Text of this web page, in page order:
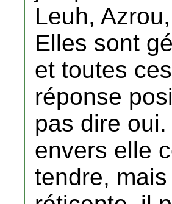
Leuh,
Elles sont
et toutes
réponse
pas dire
envers elle
tendre,